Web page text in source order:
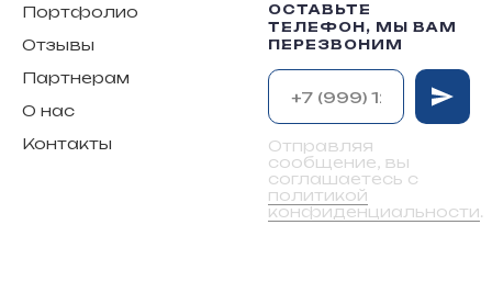
Портфолио
Отзывы
Партнерам
О нас
Контакты
ОСТАВЬТЕ
ТЕЛЕФОН, МЫ ВАМ
ПЕРЕЗВОНИМ
Отправляя
сообщение, вы
соглашаетесь с
политикой
конфиденциальности.